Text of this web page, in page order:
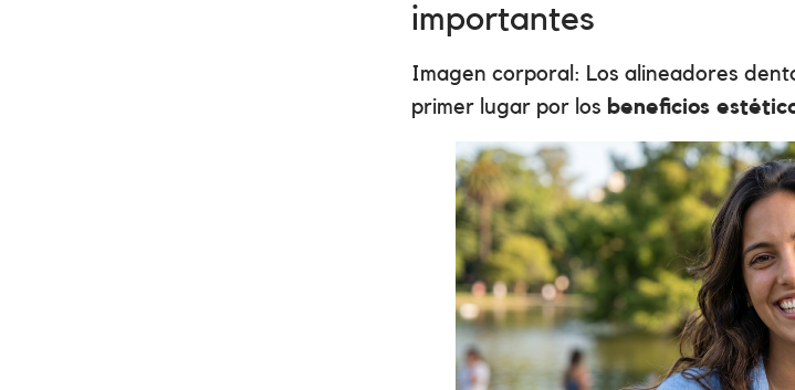
importantes
Imagen corporal: Los alineadores
primer lugar por los beneficios